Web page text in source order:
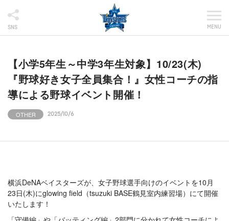
SNS MENU
【小学5年生～中学3年生対象】10/23(木)
『野球好き女子全員集合！』女性コーチの指
導による野球イベント開催！
OTHER 2025/10/6
横浜DeNAベイスターズが、女子野球選手向けのイベントを10月
23日(木)にglowing field（tsuzuki BASE鶴見室内練習場）にて開催
いたします！